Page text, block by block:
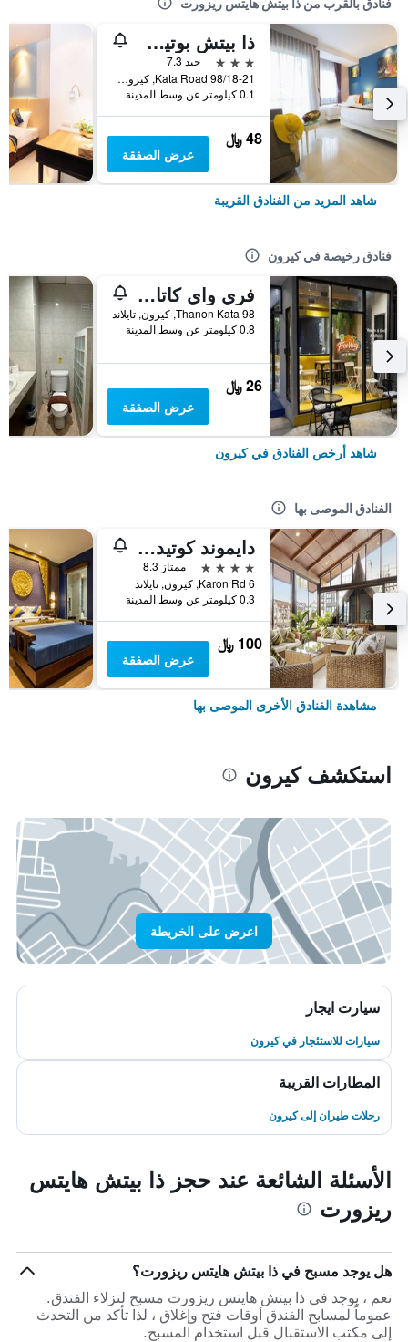
فنادق بالقرب من ذا بيتش هايتس ريزورت
ذا بيتش بوتيك هاوس
3 نجوم
جيد 7.3
98/18-21 Kata Road, كيرون, تايلاند
0.1 كيلومتر عن وسط المدينة
48 ﷼
عرض الصفقة
شاهد المزيد من الفنادق القريبة
فنادق رخيصة في كيرون
فري واي كاتا بيتش هوستل
98 Thanon Kata, كيرون, تايلاند
0.8 كيلومتر عن وسط المدينة
26 ﷼
عرض الصفقة
شاهد أرخص الفنادق في كيرون
الفنادق الموصى بها
دايموند كوتيدج ريزورت آند سبا
4 نجوم
ممتاز 8.3
6 Karon Rd, كيرون, تايلاند
0.3 كيلومتر عن وسط المدينة
100 ﷼
عرض الصفقة
مشاهدة الفنادق الأخرى الموصى بها
استكشف كيرون
اعرض على الخريطة
سيارت ايجار
سيارات للاستئجار في كيرون
المطارات القريبة
رحلات طيران إلى كيرون
الأسئلة الشائعة عند حجز ذا بيتش هايتس
ريزورت
هل يوجد مسبح في ذا بيتش هايتس ريزورت؟
نعم ، يوجد في ذا بيتش هايتس ريزورت مسبح لنزلاء الفندق.
عموماً لمسابح الفندق أوقات فتح وإغلاق ، لذا تأكد من التحدث
إلى مكتب الاستقبال قبل استخدام المسبح.